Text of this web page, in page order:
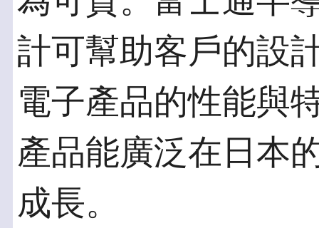
計可幫助客戶的設
電子產品的性能與
產品能廣泛在日本
成長。